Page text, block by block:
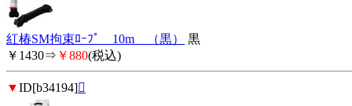
紅椿SM拘束ﾛｰﾌﾟ 10m （黒）
黒
￥1430⇒ ￥880(税込)
▼ID[b34194]